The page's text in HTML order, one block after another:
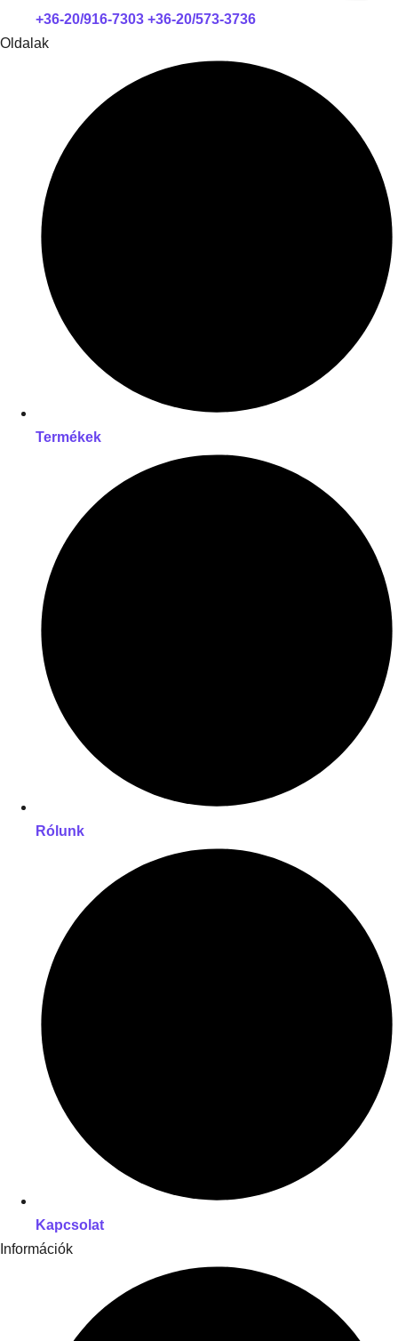
+36-20/916-7303 +36-20/573-3736
Oldalak
Termékek
Rólunk
Kapcsolat
Információk